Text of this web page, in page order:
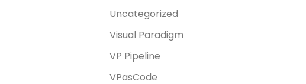
Uncategorized
Visual Paradigm
VP Pipeline
VPasCode